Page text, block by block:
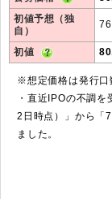
初値予想（独
自）
初値
※想定価格は発行口
・直近IPOの不調
2日時点）」から「
ました。